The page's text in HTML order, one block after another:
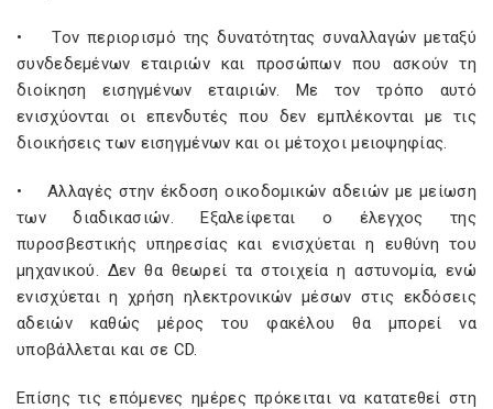
• Τον περιορισμό της δυνατότητας συναλλαγών μεταξύ
συνδεδεμένων εταιριών και προσώπων που ασκούν τη
διοίκηση εισηγμένων εταιριών. Με τον τρόπο αυτό
ενισχύονται οι επενδυτές που δεν εμπλέκονται με τις
διοικήσεις των εισηγμένων και οι μέτοχοι μειοψηφίας.
• Αλλαγές στην έκδοση οικοδομικών αδειών με μείωση
των διαδικασιών. Εξαλείφεται ο έλεγχος της
πυροσβεστικής υπηρεσίας και ενισχύεται η ευθύνη του
μηχανικού. Δεν θα θεωρεί τα στοιχεία η αστυνομία, ενώ
ενισχύεται η χρήση ηλεκτρονικών μέσων στις εκδόσεις
αδειών καθώς μέρος του φακέλου θα μπορεί να
υποβάλλεται και σε CD.
Επίσης τις επόμενες ημέρες πρόκειται να κατατεθεί στη